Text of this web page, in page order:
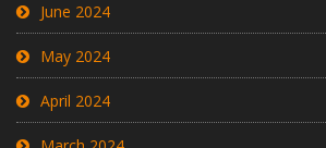
June 2024
May 2024
April 2024